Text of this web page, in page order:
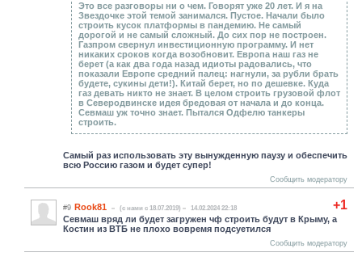
Это все разговоры ни о чем. Говорят уже 20 лет. И я на
Звездочке этой темой занимался. Пустое. Начали было
строить кусок платформы в пандемию. Не самый
дорогой и не самый сложный. До сих пор не построен.
Газпром свернул инвестиционную программу. И нет
никаких сроков когда возобновит. Европа наш газ не
берет (а как два года назад идиоты радовались, что
показали Европе средний палец: нагнули, за рубли брать
будете, сукины дети!). Китай берет, но по дешевке. Куда
газ девать никто не знает. В целом строить грузовой флот
в Северодвинске идея бредовая от начала и до конца.
Севмаш уж точно знает. Пытался Одфелю танкеры
строить.
Самый раз использовать эту вынужденную паузу и обеспечить
всю Россию газом и будет супер!
Сообщить модератору
+1
#9 Rook81 (c нами с 18.07.2019) 14.02.2024 22:18
Севмаш вряд ли будет загружен чф строить будут в Крыму, а
Костин из ВТБ не плохо вовремя подсуетился
Сообщить модератору